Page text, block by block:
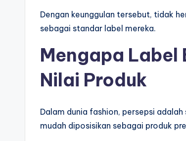
Dengan keunggulan tersebut, tidak
sebagai standar label mereka.
Mengapa
Nilai Produk
Dalam dunia fashion, persepsi
mudah diposisikan sebagai produk